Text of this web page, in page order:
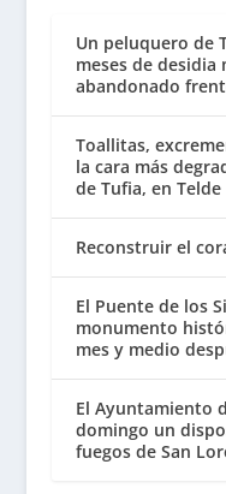
Un peluquero de
meses de
abandonado
Toallitas,
la cara más
de Tufia, en Telde
Reconstruir el
El Puente de los
monumento
mes y medio
El Ayuntamiento
domingo un
fuegos de San